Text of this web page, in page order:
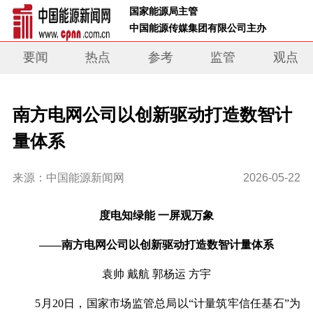
国家能源局主管
中国能源传媒集团有限公司主办
要闻 热点 参考 监管 观点
南方电网公司以创新驱动打造数智计
量体系
来源：中国能源新闻网 2026-05-22
度电知绿能 一屏观万象
——南方电网公司以创新驱动打造数智计量体系
袁帅 戴航 郭杨运 方宇
5月20日， 国家市场监管总局 以“计量筑牢信任基石”为